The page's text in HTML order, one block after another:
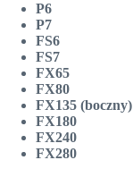
P6
P7
FS6
FS7
FX65
FX80
FX135 (boczny)
FX180
FX240
FX280